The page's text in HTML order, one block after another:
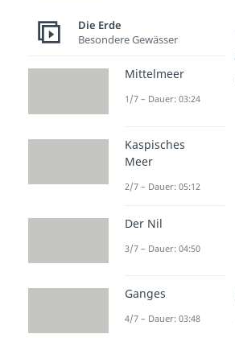
Grenze bezeichnest
Datumsgrenze
. Die
mitten durch
Ozeanvom Nordpol
Die Erde
Besondere Gewässer
Mittelmeer
1/7 – Dauer: 03:24
Kaspisches
Meer
2/7 – Dauer: 05:12
Der Nil
3/7 – Dauer: 04:50
Ganges
4/7 – Dauer: 03:48